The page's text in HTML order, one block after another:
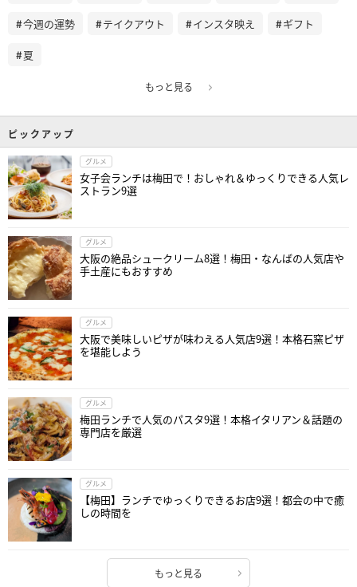
今週の運勢 テイクアウト インスタ映え ギフト
夏
もっと見る
ピックアップ
グルメ
女子会ランチは梅田で！おしゃれ＆ゆっくりできる人気レ
ストラン9選
グルメ
大阪の絶品シュークリーム8選！梅田・なんばの人気店や
手土産にもおすすめ
グルメ
大阪で美味しいピザが味わえる人気店9選！本格石窯ピザ
を堪能しよう
グルメ
梅田ランチで人気のパスタ9選！本格イタリアン＆話題の
専門店を厳選
グルメ
【梅田】ランチでゆっくりできるお店9選！都会の中で癒
しの時間を
もっと見る